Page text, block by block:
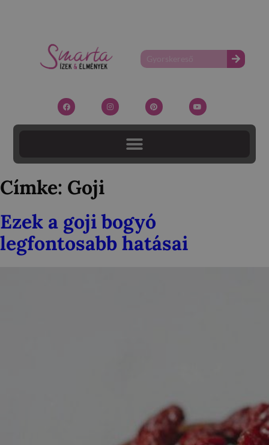
Címke: Goji
Ezek a goji bogyó
legfontosabb hatásai